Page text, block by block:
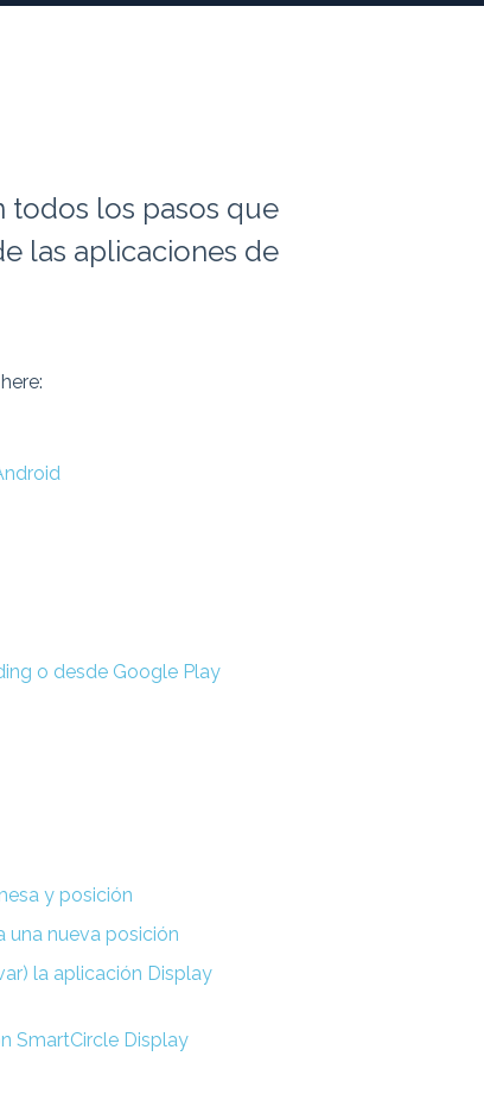
todos los pasos que
las aplicaciones de
o desde Google Play
y posición
una nueva posición
la aplicación Display
SmartCircle Display